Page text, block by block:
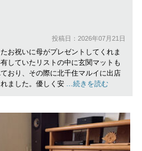
投稿日：2026年07月21日
お祝いに母がプレゼントしてくれま
していたリストの中に玄関マットも
おり、その際に北千住マルイに出店
ました。優しく安 …続きを読む